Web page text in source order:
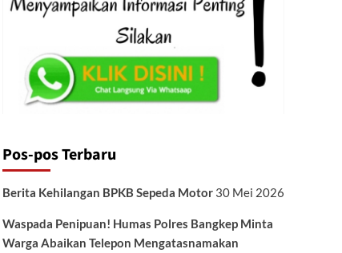
Pos-pos Terbaru
Berita Kehilangan BPKB Sepeda Motor 30 Mei 2026
Waspada Penipuan! Humas Polres Bangkep Minta
Warga Abaikan Telepon Mengatasnamakan